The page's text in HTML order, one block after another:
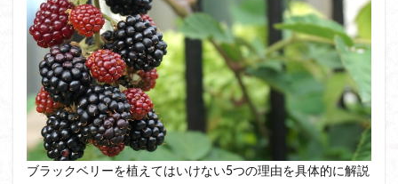
ブラックベリーを植えてはいけない5つの理由を具体的に解説